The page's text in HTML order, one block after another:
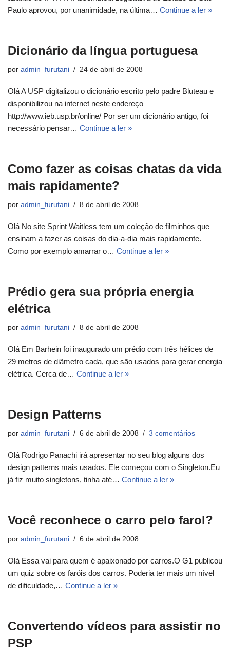
Paulo aprovou, por unanimidade, na última… Continue a ler »
Dicionário da língua portuguesa
por admin_furutani 24 de abril de 2008
Olá A USP digitalizou o dicionário escrito pelo padre Bluteau e
disponibilizou na internet neste endereço
http://www.ieb.usp.br/online/ Por ser um dicionário antigo, foi
necessário pensar… Continue a ler »
Como fazer as coisas chatas da vida
mais rapidamente?
por admin_furutani 8 de abril de 2008
Olá No site Sprint Waitless tem um coleção de filminhos que
ensinam a fazer as coisas do dia-a-dia mais rapidamente.
Como por exemplo amarrar o… Continue a ler »
Prédio gera sua própria energia
elétrica
por admin_furutani 8 de abril de 2008
Olá Em Barhein foi inaugurado um prédio com três hélices de
29 metros de diâmetro cada, que são usados para gerar energia
elétrica. Cerca de… Continue a ler »
Design Patterns
por admin_furutani 6 de abril de 2008 3 comentários
Olá Rodrigo Panachi irá apresentar no seu blog alguns dos
design patterns mais usados. Ele começou com o Singleton.Eu
já fiz muito singletons, tinha até… Continue a ler »
Você reconhece o carro pelo farol?
por admin_furutani 6 de abril de 2008
Olá Essa vai para quem é apaixonado por carros.O G1 publicou
um quiz sobre os faróis dos carros. Poderia ter mais um nível
de dificuldade,… Continue a ler »
Convertendo vídeos para assistir no
PSP